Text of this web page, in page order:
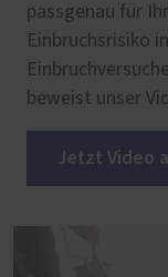
passgenau für
Einbruchsrisiko
beweist unser
Jetzt Video